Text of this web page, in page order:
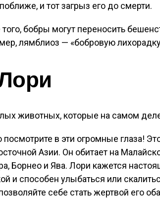
и тот загрыз его до смерти.
бобры могут переносить
лямблиоз — «бобровую
посмотрите в эти огромные глаза!
Азии. Он обитает на
Борнео и Ява. Лори кажется
и способен улыбаться или
себе стать жертвой его